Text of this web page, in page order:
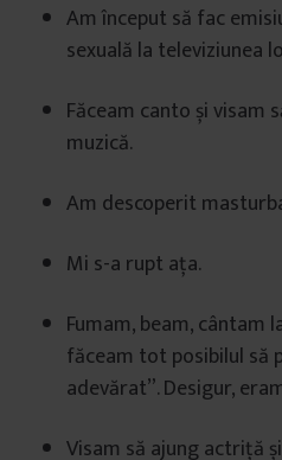
Am început să fac
sexuală la televiziunea
Făceam canto și visam
muzică.
Am descoperit
Mi s-a rupt ața.
Fumam, beam, cântam
făceam tot posibilul să
adevărat”. Desigur,
Visam să ajung actriță